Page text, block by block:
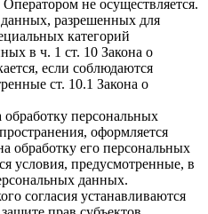
не осуществляется.
разрешенных для
категорий
в ч. 1 ст. 10 Закона о
если соблюдаются
ст. 10.1 Закона о
обработку персональных
оформляется
обработку его персональных
условия, предусмотренные, в
данных.
согласия устанавливаются